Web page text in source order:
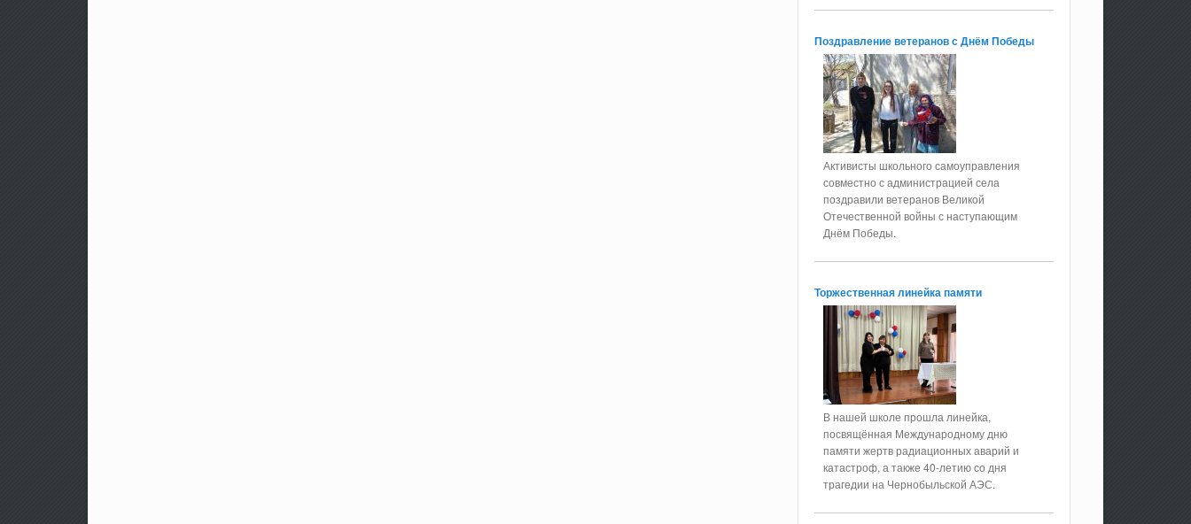
Поздравление ветеранов с Днём Победы
Активисты школьного самоуправления
совместно с администрацией села
поздравили ветеранов Великой
Отечественной войны с наступающим
Днём Победы.
Торжественная линейка памяти
В нашей школе прошла линейка,
посвящённая Международному дню
памяти жертв радиационных аварий и
катастроф, а также 40-летию со дня
трагедии на Чернобыльской АЭС.